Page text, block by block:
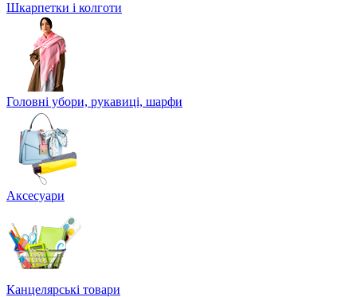
Шкарпетки і колготи
Головні убори, рукавиці, шарфи
Аксесуари
Канцелярські товари